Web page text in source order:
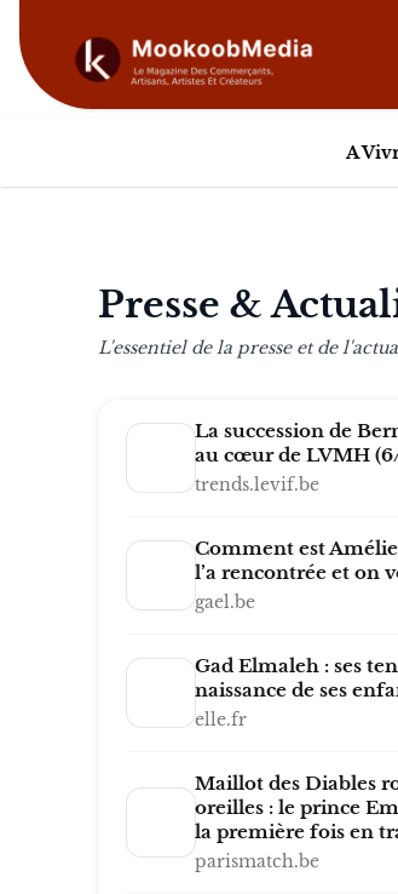
A
Presse &
L'essentiel de la presse et de
La succession de
au cœur de LVMH
trends.levif.be
Comment est
l’a rencontrée et on
gael.be
Gad Elmaleh : ses
naissance de ses
elle.fr
Maillot des Diables
oreilles : le prince
la première fois en
parismatch.be